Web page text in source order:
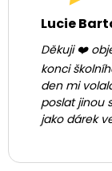
Lucie
Děkuji ❤️
konci
den mi
poslat jinou
jako dárek